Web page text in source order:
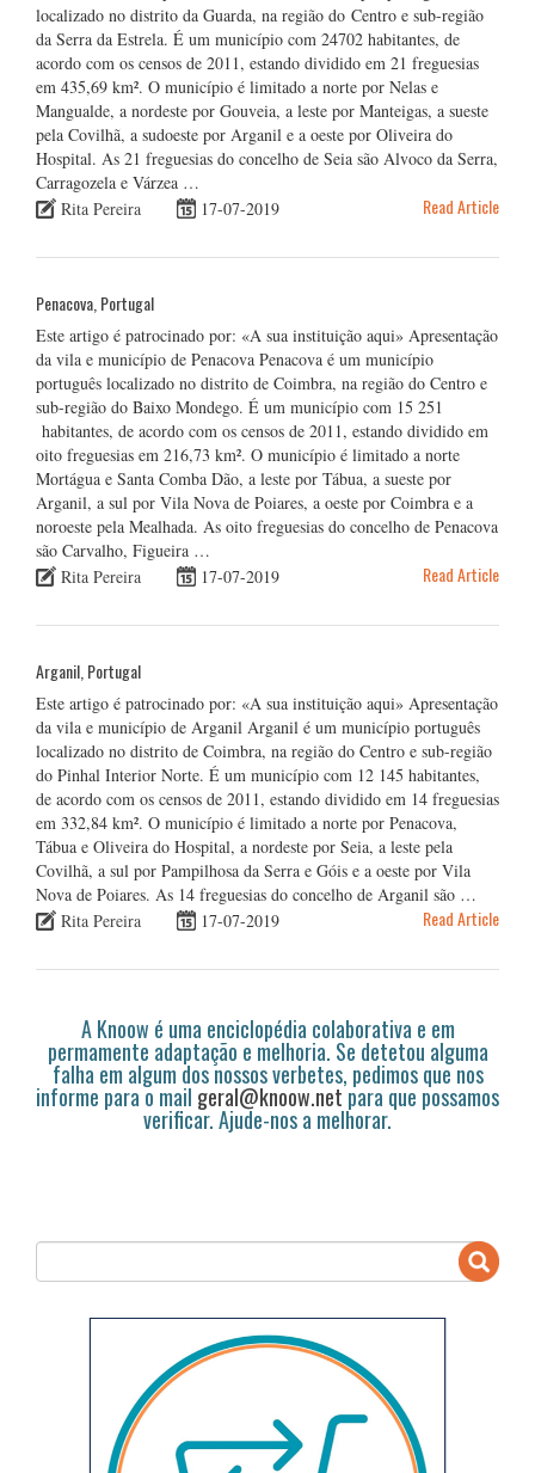
localizado no distrito da Guarda, na região do Centro e sub-região
da Serra da Estrela. É um município com 24702 habitantes, de
acordo com os censos de 2011, estando dividido em 21 freguesias
em 435,69 km². O município é limitado a norte por Nelas e
Mangualde, a nordeste por Gouveia, a leste por Manteigas, a sueste
pela Covilhã, a sudoeste por Arganil e a oeste por Oliveira do
Hospital. As 21 freguesias do concelho de Seia são Alvoco da Serra,
Carragozela e Várzea …
Rita Pereira
17-07-2019 Read Article
Penacova, Portugal
Este artigo é patrocinado por: «A sua instituição aqui» Apresentação
da vila e município de Penacova Penacova é um município
português localizado no distrito de Coimbra, na região do Centro e
sub-região do Baixo Mondego. É um município com 15 251
habitantes, de acordo com os censos de 2011, estando dividido em
oito freguesias em 216,73 km². O município é limitado a norte
Mortágua e Santa Comba Dão, a leste por Tábua, a sueste por
Arganil, a sul por Vila Nova de Poiares, a oeste por Coimbra e a
noroeste pela Mealhada. As oito freguesias do concelho de Penacova
são Carvalho, Figueira …
Rita Pereira
17-07-2019 Read Article
Arganil, Portugal
Este artigo é patrocinado por: «A sua instituição aqui» Apresentação
da vila e município de Arganil Arganil é um município português
localizado no distrito de Coimbra, na região do Centro e sub-região
do Pinhal Interior Norte. É um município com 12 145 habitantes,
de acordo com os censos de 2011, estando dividido em 14 freguesias
em 332,84 km². O município é limitado a norte por Penacova,
Tábua e Oliveira do Hospital, a nordeste por Seia, a leste pela
Covilhã, a sul por Pampilhosa da Serra e Góis e a oeste por Vila
Nova de Poiares. As 14 freguesias do concelho de Arganil são …
Rita Pereira
17-07-2019 Read Article
A Knoow é uma enciclopédia colaborativa e em
permamente adaptação e melhoria. Se detetou alguma
falha em algum dos nossos verbetes, pedimos que nos
informe para o mail geral@knoow.netpara que possamos
verificar. Ajude-nos a melhorar.